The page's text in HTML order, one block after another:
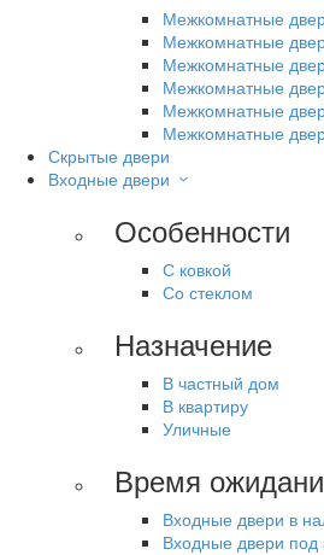
Межкомнатные
Межкомнатные
Межкомнатные
Межкомнатные
Межкомнатные
Межкомнатные
Скрытые двери
Входные двери
Особенности
С ковкой
Со стеклом
Назначение
В частный дом
В квартиру
Уличные
Время
Входные двери в
Входные двери под